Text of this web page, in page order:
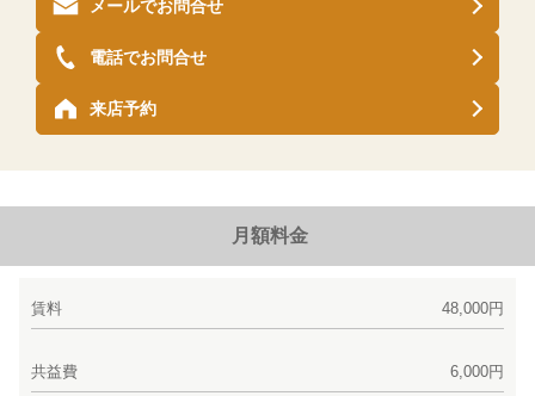
メールでお問合せ
来店予約
電話でお問合せ
月額料金
賃料 48,000円
共益費 6,000円